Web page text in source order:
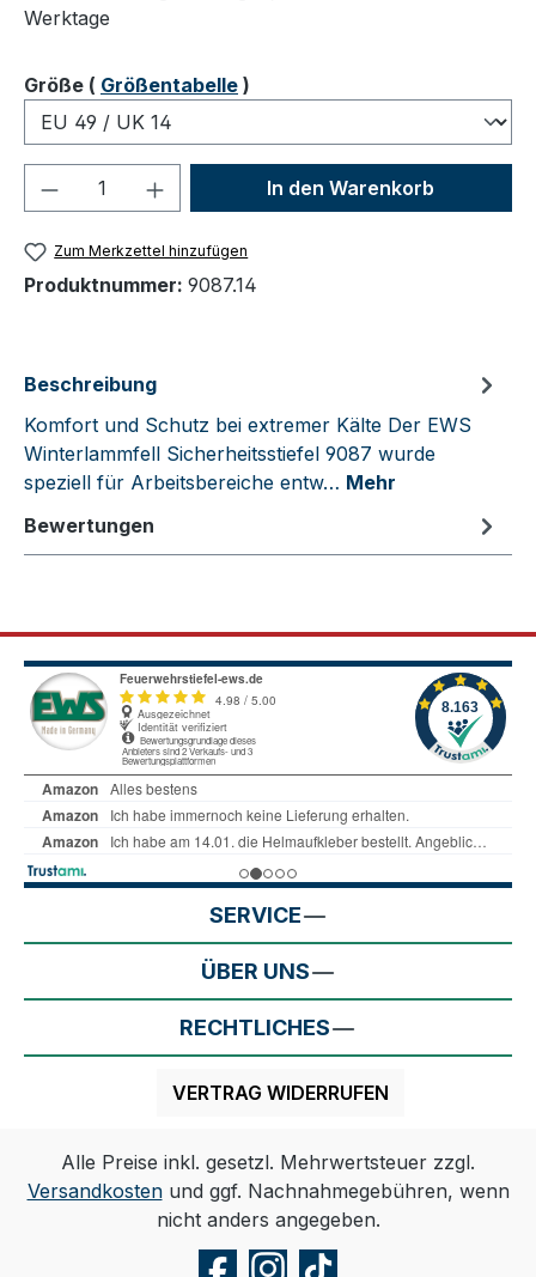
Werktage
Größeauswählen
( Größentabelle )
Produkt Anzahl: Gib denIn den Warenkorb
Zum Merkzettel hinzufügen
Produktnummer: 9087.14
Beschreibung
Komfort und Schutz bei extremer Kälte Der EWS
Winterlammfell Sicherheitsstiefel 9087 wurde
speziell für Arbeitsbereiche entw… Mehr
Bewertungen
SERVICE
ÜBER UNS
RECHTLICHES
VERTRAG WIDERRUFEN
Alle Preise inkl. gesetzl. Mehrwertsteuer zzgl.
Versandkostenund ggf. Nachnahmegebühren, wenn
nicht anders angegeben.